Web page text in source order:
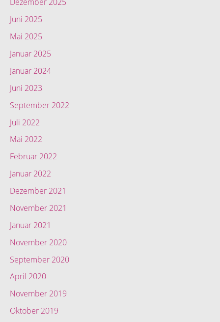
Dezember 2025
Juni 2025
Mai 2025
Januar 2025
Januar 2024
Juni 2023
September 2022
Juli 2022
Mai 2022
Februar 2022
Januar 2022
Dezember 2021
November 2021
Januar 2021
November 2020
September 2020
April 2020
November 2019
Oktober 2019